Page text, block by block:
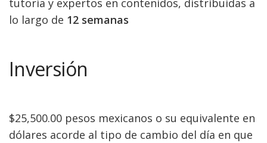
tutoría y expertos en contenidos, distribuidas a
lo largo de 12 semanas
Inversión
$25,500.00 pesos mexicanos o su equivalente en
dólares acorde al tipo de cambio del día en que